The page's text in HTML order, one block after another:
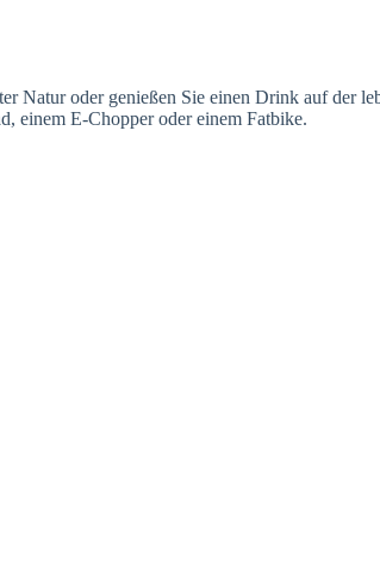
Natur oder genießen Sie einen Drink auf der
einem E-Chopper oder einem Fatbike.